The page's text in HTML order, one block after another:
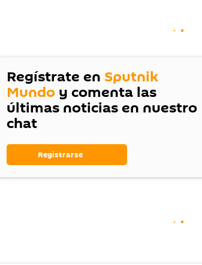
Regístrate en Sputnik
Mundo y comenta las
últimas noticias en nuestro
chat
Registrarse